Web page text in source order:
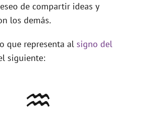
de compartir ideas y
los demás.
que representa al signo del
siguiente:
♒